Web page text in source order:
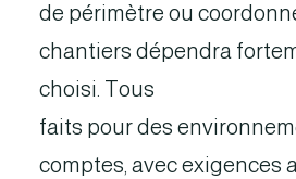
de périmètre ou
chantiers dépendra
choisi. Tous
faits pour des
comptes, avec exigences